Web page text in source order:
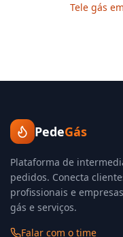
Tele gás
PedeGás
Plataforma de
pedidos. Conecta
profissionais e
gás e serviços.
Falar com o time